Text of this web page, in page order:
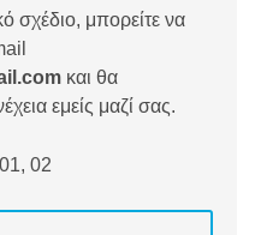
σχέδιο, μπορείτε να
και θα
εμείς μαζί σας.
01, 02